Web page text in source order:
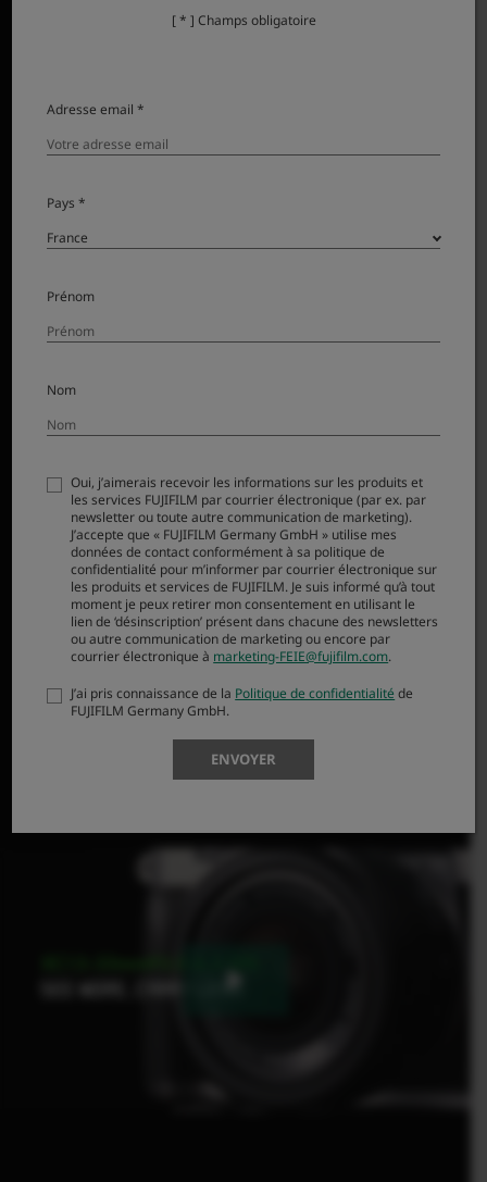
léger de la série X à ce jour, offrant un ensemble appareil
liberté créative absolue. Son champ de vision grand-angle
à 20 mm (en équivalent 35 mm) vous offre plus d’espace
pour explorer l’univers, tandis que la distance minimale
de mise au point à 20 cm (7,87 pouces) à toutes les focales
vous permet de vous rapprocher de vos sujets. La
Stabilisation d’Image Optique sur 4,0 IL vous permet
également de créer en toute confiance, même dans des
L’objectif parfait pour vous lancer dans l’aventure
photographique, le XC13-33mmF3.5-6.3 OIS vous aidera à
créer des souvenirs que vous chérirez toute votre vie.
[ * ] Champs obligatoire
Adresse email *
Pays *
Prénom
Nom
Oui, j’aimerais recevoir les informations sur les produits et
les services FUJIFILM par courrier électronique (par ex. par
newsletter ou toute autre communication de marketing).
J’accepte que « FUJIFILM Germany GmbH » utilise mes
données de contact conformément à sa politique de
confidentialité pour m’informer par courrier électronique sur
les produits et services de FUJIFILM. Je suis informé qu’à tout
moment je peux retirer mon consentement en utilisant le
lien de ‘désinscription’ présent dans chacune des newsletters
ou autre communication de marketing ou encore par
courrier électronique à marketing-FEIE@fujifilm.com.
J’ai pris connaissance de la Politique de confidentialité de
FUJIFILM Germany GmbH.
ENVOYER